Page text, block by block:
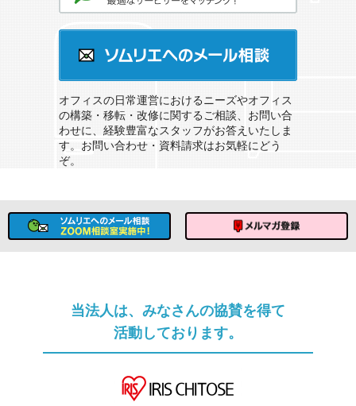
オフィスの日常運営におけるニーズやオフィス
の構築・移転・改修に関するご相談、お問い合
わせに、経験豊富なスタッフがお答えいたしま
す。お問い合わせ・資料請求はお気軽にどう
ぞ。
当法人は、みなさんの協賛を得て
活動しております。